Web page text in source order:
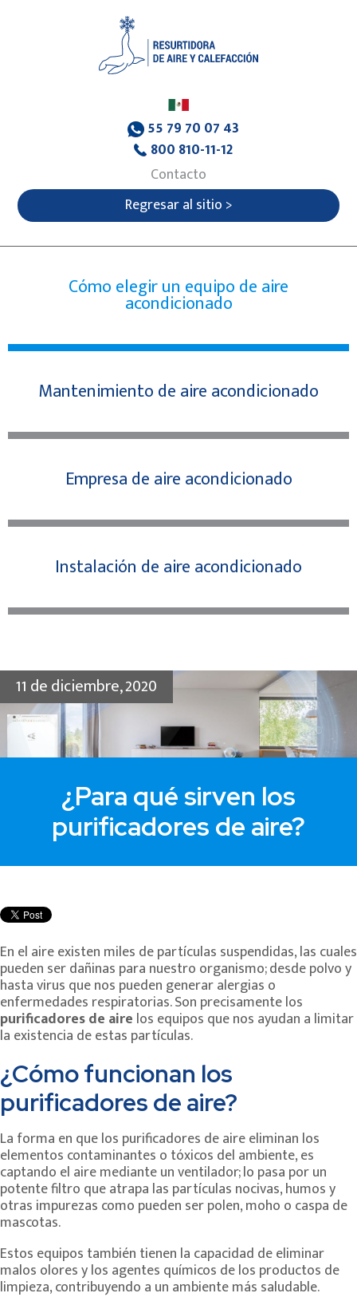
55 79 70 07 43
800 810-11-12
Contacto
Regresar al sitio >
Cómo elegir un equipo de aire
acondicionado
Mantenimiento de aire acondicionado
Empresa de aire acondicionado
Instalación de aire acondicionado
11 de diciembre, 2020
¿Para qué sirven los
purificadores de aire?
En el aire existen miles de partículas suspendidas, las cuales
pueden ser dañinas para nuestro organismo; desde polvo y
hasta virus que nos pueden generar alergias o
enfermedades respiratorias. Son precisamente los
purificadores de aire los equipos que nos ayudan a limitar
la existencia de estas partículas.
¿Cómo funcionan los
purificadores de aire?
La forma en que los purificadores de aire eliminan los
elementos contaminantes o tóxicos del ambiente, es
captando el aire mediante un ventilador; lo pasa por un
potente filtro que atrapa las partículas nocivas, humos y
otras impurezas como pueden ser polen, moho o caspa de
mascotas.
Estos equipos también tienen la capacidad de eliminar
malos olores y los agentes químicos de los productos de
limpieza, contribuyendo a un ambiente más saludable.